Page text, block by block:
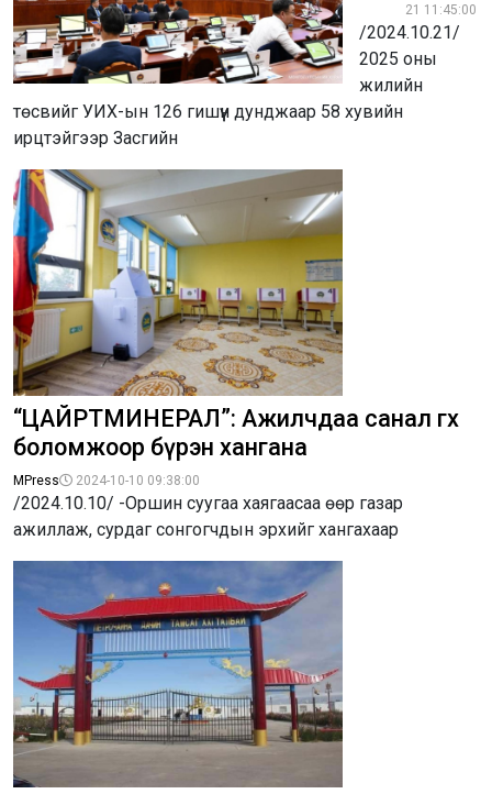
21 11:45:00
/2024.10.21/
2025 оны
жилийн
төсвийг УИХ-ын 126 гишүүн дунджаар 58 хувийн
ирцтэйгээр Засгийн
“ЦАЙРТМИНЕРАЛ”: Ажилчдаа санал өгөх
боломжоор бүрэн хангана
MPress 2024-10-10 09:38:00
/2024.10.10/ -Оршин суугаа хаягаасаа өөр газар
ажиллаж, сурдаг сонгогчдын эрхийг хангахаар